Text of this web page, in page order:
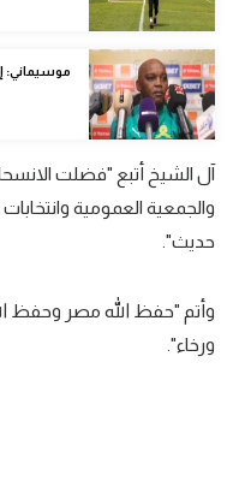
ميركاتو
تحقيق في الجول
تقرير في الجول
تحليل في الجول
حكايات في الجول
فيديو في الجول
موسيماني: إحراز
آل الشيخ أتبع "فضلت
والجمعية العمومية
حديث".
وأتم "حفظ الله مصر وحفظ
ورخاء".